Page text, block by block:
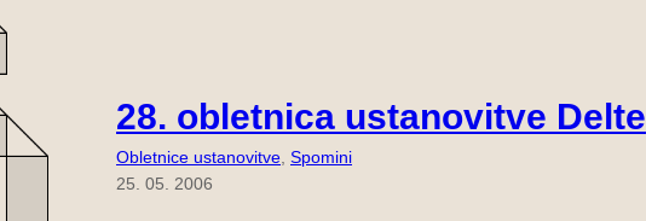
28. obletnica ustanovitve Delte
Obletnice ustanovitve Spomini
25. 05. 2006